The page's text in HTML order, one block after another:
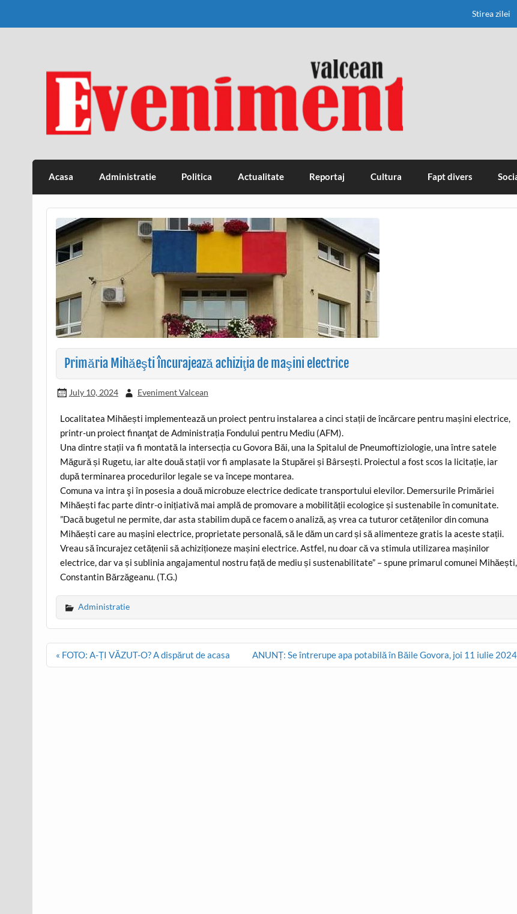
Stirea zilei
Eveniment Valcean
Acasa Administratie Politica Actualitate Reportaj Cultura Fapt divers
Primăria Mihăeşti încurajează achiziţia de maşini electrice
July 10, 2024 Eveniment Valcean
Localitatea Mihăești implementează un proiect pentru instalarea a cinci stații de încărcare pentru mașini electrice,
printr-un proiect finanţat de Administrația Fondului pentru Mediu (AFM).
Una dintre stații va fi montată la intersecția cu Govora Băi, una la Spitalul de Pneumoftiziologie, una între satele
Măgură și Rugetu, iar alte două stații vor fi amplasate la Stupărei și Bârsești. Proiectul a fost scos la licitație, iar
după terminarea procedurilor legale se va începe montarea.
Comuna va intra şi în posesia a două microbuze electrice dedicate transportului elevilor. Demersurile Primăriei
Mihăești fac parte dintr-o inițiativă mai amplă de promovare a mobilității ecologice și sustenabile în comunitate.
”Dacă bugetul ne permite, dar asta stabilim după ce facem o analiză, aș vrea ca tuturor cetățenilor din comuna
Mihăești care au mașini electrice, proprietate personală, să le dăm un card și să alimenteze gratis la aceste stații.
Vreau să încurajez cetățenii să achiziționeze mașini electrice. Astfel, nu doar că va stimula utilizarea mașinilor
electrice, dar va și sublinia angajamentul nostru față de mediu și sustenabilitate” – spune primarul comunei Mihăești,
Constantin Bărzăgeanu. (T.G.)
Administratie
Post
« FOTO: A-ȚI VĂZUT-O? A dispărut de acasa ANUNȚ: Se întrerupe apa potabilă în Băile Govora, joi 11 iulie 2024